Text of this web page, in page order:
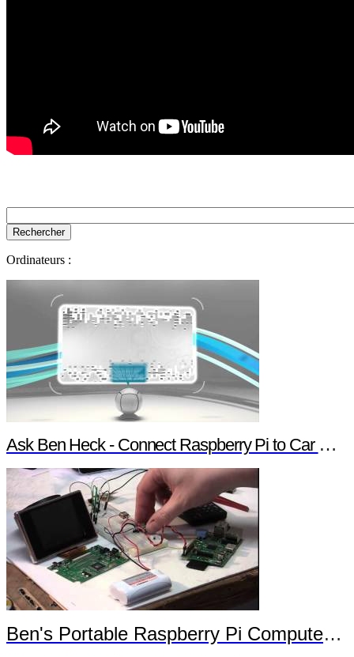
Ordinateurs :
Ask Ben Heck - Connect Raspberry Pi to Car Computer
Ben's Portable Raspberry Pi Computer Trailer